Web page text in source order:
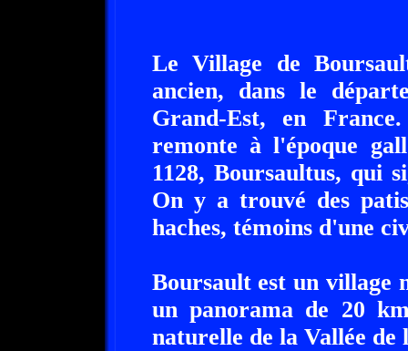
Le Village de
ancien, dans le
Grand-Est, en
remonte à l'époque
1128, Boursaultus, qui
On y a trouvé des
haches, témoins d'une
Boursault est un village
un panorama de 20
naturelle de la Vallée de